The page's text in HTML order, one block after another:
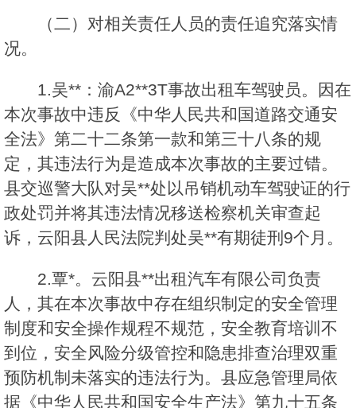
（二）对相关责任人员的责任追究落实情
况。
1.吴**：渝A2**3T事故出租车驾驶员。因在
本次事故中违反《中华人民共和国道路交通安
全法》第二十二条第一款和第三十八条的规
定，其违法行为是造成本次事故的主要过错。
县交巡警大队对吴**处以吊销机动车驾驶证的行
政处罚并将其违法情况移送检察机关审查起
诉，云阳县人民法院判处吴**有期徒刑9个月。
2.覃*。云阳县**出租汽车有限公司负责
人，其在本次事故中存在组织制定的安全管理
制度和安全操作规程不规范，安全教育培训不
到位，安全风险分级管控和隐患排查治理双重
预防机制未落实的违法行为。县应急管理局依
据《中华人民共和国安全生产法》第九十五条